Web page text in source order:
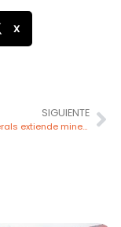
X
SIGUIENTE
LaFleur Minerals extiende mineralización de oro en el proyecto Swanson Gold